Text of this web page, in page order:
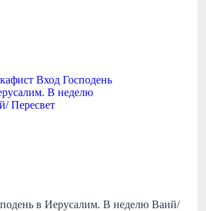
в Иерусалим. В неделю Ваий/